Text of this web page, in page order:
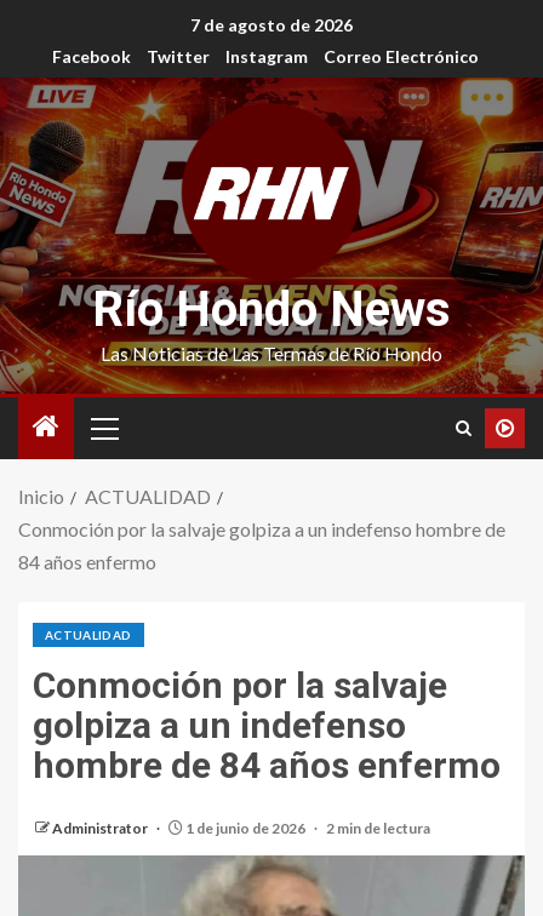
7 de agosto de 2026
Facebook
Twitter Instagram Correo Electrónico
Río Hondo News
Las Noticias de Las Termas de Río Hondo
Inicio
ACTUALIDAD
Conmoción por la salvaje golpiza a un indefenso hombre de
84 años enfermo
ACTUALIDAD
Conmoción por la salvaje
golpiza a un indefenso
hombre de 84 años enfermo
Administrator 1 de junio de 2026 2 min de lectura